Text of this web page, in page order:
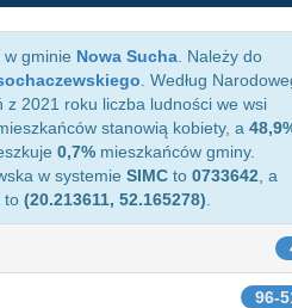
gminie Nowa Sucha . Należy do
. Według
z 2021 roku liczba ludności we wsi
stanowią kobiety, a
0,7% mieszkańców gminy.
w systemie SIMC to 0733642 , a
to (20.213611, 52.165278)
96-